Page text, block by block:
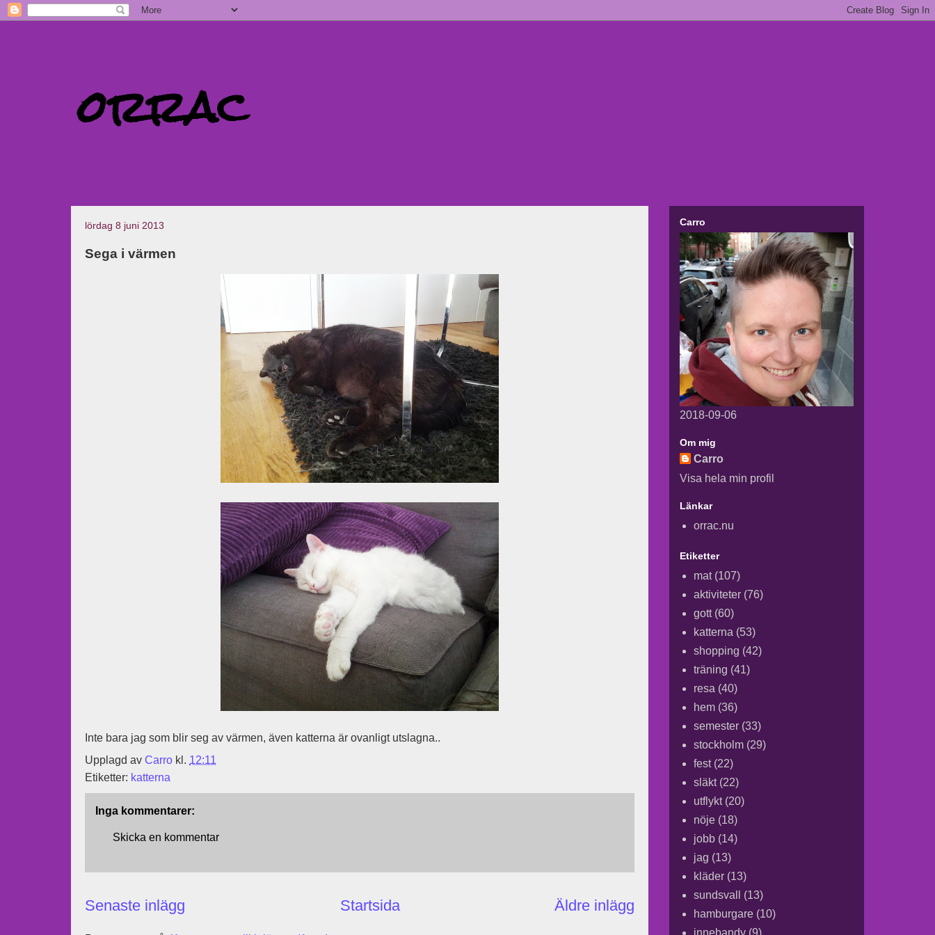
orrac
lördag 8 juni 2013
Sega i värmen
Inte bara jag som blir seg av värmen, även katterna är ovanligt utslagna..
Upplagd av Carro kl. 12:11
Etiketter: katterna
Inga kommentarer:
Skicka en kommentar
Senaste inlägg Äldre inlägg
Startsida
Carro
2018-09-06
Om mig
Carro
Visa hela min profil
Länkar
orrac.nu
Etiketter
mat (107)
aktiviteter (76)
gott (60)
katterna (53)
shopping (42)
träning (41)
resa (40)
hem (36)
semester (33)
stockholm (29)
fest (22)
släkt (22)
utflykt (20)
nöje (18)
jobb (14)
jag (13)
kläder (13)
sundsvall
(13)
hamburgare (10)
innebandy (9)